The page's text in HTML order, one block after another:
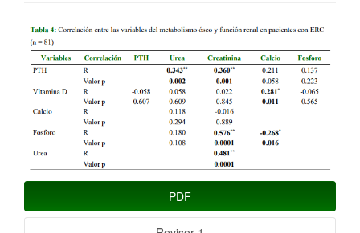
Barra
lateral
del
artículo
PDF